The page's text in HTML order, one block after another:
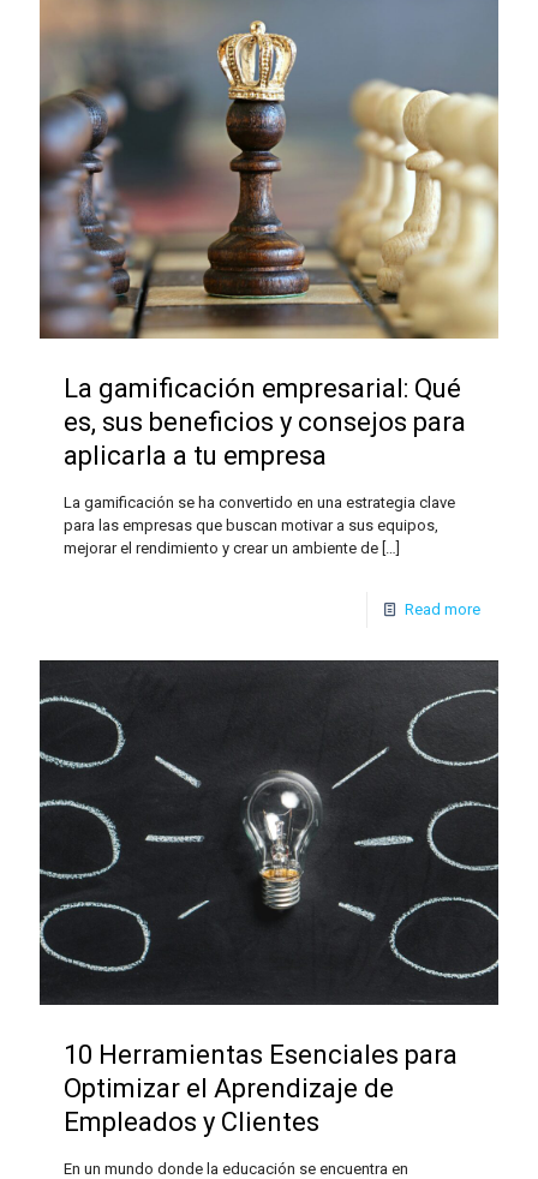
La gamificación empresarial: Qué
es, sus beneficios y consejos para
aplicarla a tu empresa
La gamificación se ha convertido en una estrategia clave
para las empresas que buscan motivar a sus equipos,
mejorar el rendimiento y crear un ambiente de
Read more
10 Herramientas Esenciales para
Optimizar el Aprendizaje de
Empleados y Clientes
En un mundo donde la educación se encuentra en